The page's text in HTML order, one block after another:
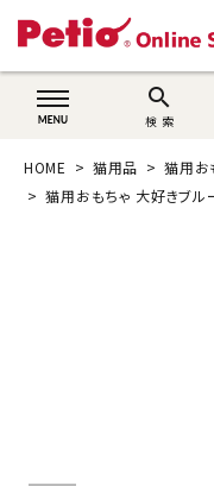
search
検 索
猫用品
HOME 猫用品 猫用お
猫用おもちゃ 大好きブル